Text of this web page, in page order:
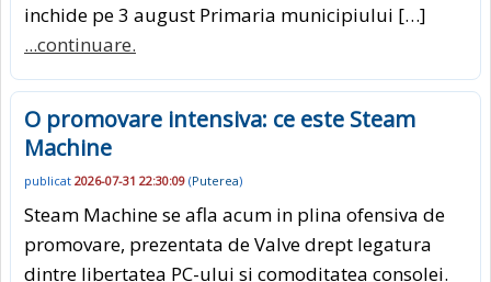
inchide pe 3 august Primaria municipiului […]
...continuare.
O promovare intensiva: ce este Steam
Machine
publicat 2026-07-31 22:30:09 (Puterea)
Steam Machine se afla acum in plina ofensiva de
promovare, prezentata de Valve drept legatura
dintre libertatea PC-ului si comoditatea consolei.